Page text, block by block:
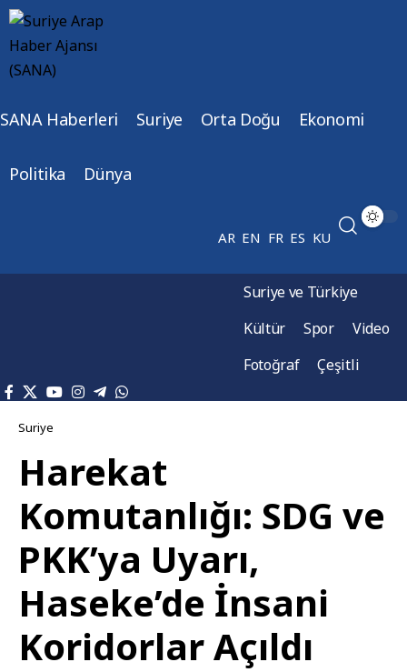
SANA Haberleri Suriye Orta Doğu Ekonomi
Politika Dünya
AR EN FR ES KU
Suriye ve Türkiye
Kültür
Spor
Video
Fotoğraf
Çeşitli
Suriye
Harekat
Komutanlığı: SDG ve
PKK’ya Uyarı,
Haseke’de İnsani
Koridorlar Açıldı